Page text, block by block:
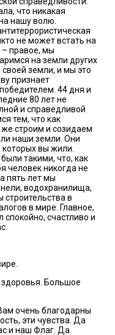
что никакая
нашу волю.
не может встать на
правое, мы
на земли других
земли, и мы это
признает
44 дня и
80 лет не
и справедливой
тем, что как
строим и созидаем
наши земли. Они
которых вы жили.
такими, что, как
человек никогда не
пять лет мы
водохранилища,
строительства в
в мире. Главное,
счастливо и
Большое
очень благодарны
эти чувства. Да
и наш Флаг. Да